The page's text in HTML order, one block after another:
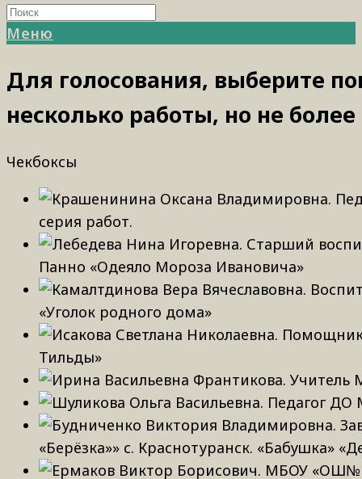
Меню
Для голосования, выберите
несколько работы, но не
Чекбоксы
серия работ.
Панно «Одеяло Мороза Ивановича»
«Уголок родного дома»
Тильды»
«Берёзка»» с. Краснотуранск. «Бабушка»